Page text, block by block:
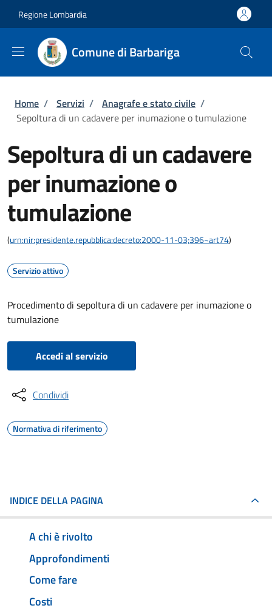
Regione Lombardia
Comune di Barbariga
Briciole di pane
Home / Servizi / Anagrafe e stato civile /
Sepoltura di un cadavere per inumazione o tumulazione
Sepoltura di un cadavere
per inumazione o
tumulazione
(urn:nir:presidente.repubblica:decreto:2000-11-03;396~art74)
Servizio attivo
Procedimento di sepoltura di un cadavere per inumazione o
tumulazione
Accedi al servizio
Condividi
Normativa di riferimento
INDICE DELLA PAGINA
A chi è rivolto
Approfondimenti
Come fare
Costi